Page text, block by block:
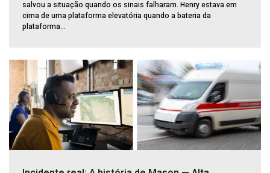
salvou a situação quando os sinais falharam. Henry estava em
cima de uma plataforma elevatória quando a bateria da
plataforma...